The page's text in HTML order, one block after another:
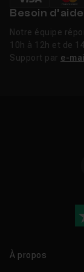
L’utilisation de
approfondie de
Angular. La
ne veut pas dire
Découvrir
Besoin
Notre équipe
10h à 12h et de
Support par e-mail
À propos